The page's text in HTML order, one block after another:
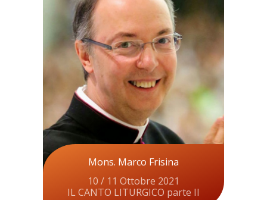
Mons. Marco Frisina
10 / 11 Ottobre 2021
IL CANTO LITURGICO parte II